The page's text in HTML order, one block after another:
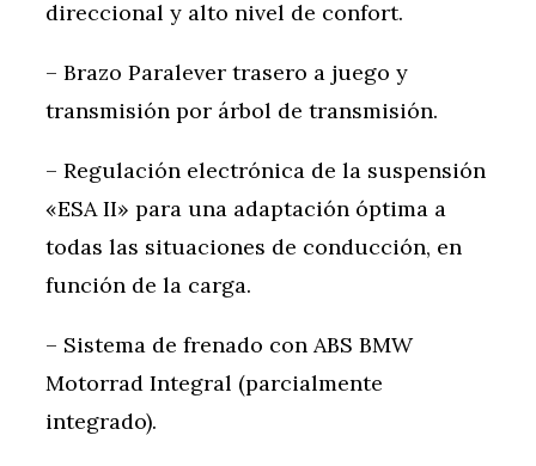
direccional y alto nivel de confort.
– Brazo Paralever trasero a juego y
transmisión por árbol de transmisión.
– Regulación electrónica de la suspensión
«ESA II» para una adaptación óptima a
todas las situaciones de conducción, en
función de la carga.
– Sistema de frenado con ABS BMW
Motorrad Integral (parcialmente
integrado).